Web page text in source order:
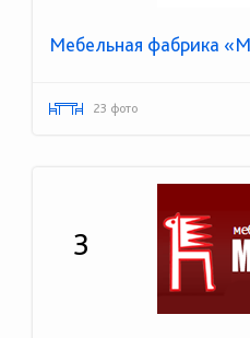
Мебельная фабрика
23 фото
3